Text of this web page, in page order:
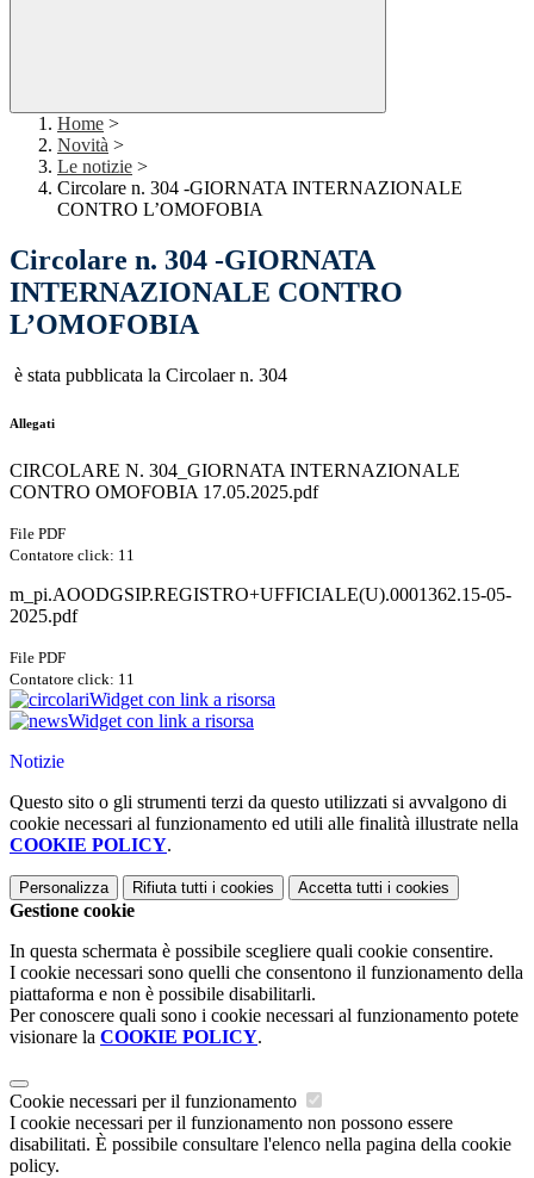
Home >
Novità >
Le notizie >
Circolare n. 304 -GIORNATA INTERNAZIONALE
CONTRO L’OMOFOBIA
Circolare n. 304 -GIORNATA
INTERNAZIONALE CONTRO
L’OMOFOBIA
è stata pubblicata la Circolaer n. 304
Allegati
CIRCOLARE N. 304_GIORNATA INTERNAZIONALE
CONTRO OMOFOBIA 17.05.2025.pdf
File PDF
Contatore click: 11
m_pi.AOODGSIP.REGISTRO+UFFICIALE(U).0001362.15-05-
2025.pdf
File PDF
Contatore click: 11
Widget con link a risorsa
Widget con link a risorsa
Notizie
Questo sito o gli strumenti terzi da questo utilizzati si avvalgono di
cookie necessari al funzionamento ed utili alle finalità illustrate nella
COOKIE POLICY.
Personalizza Rifiuta tutti i cookies Accetta tutti i cookies
Gestione cookie
In questa schermata è possibile scegliere quali cookie consentire.
I cookie necessari sono quelli che consentono il funzionamento della
piattaforma e non è possibile disabilitarli.
Per conoscere quali sono i cookie necessari al funzionamento potete
visionare la COOKIE POLICY.
Cookie necessari per il funzionamento
I cookie necessari per il funzionamento non possono essere
disabilitati. È possibile consultare l'elenco nella pagina della cookie
policy.